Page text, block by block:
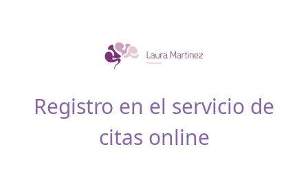
Registro en el servicio de
citas online